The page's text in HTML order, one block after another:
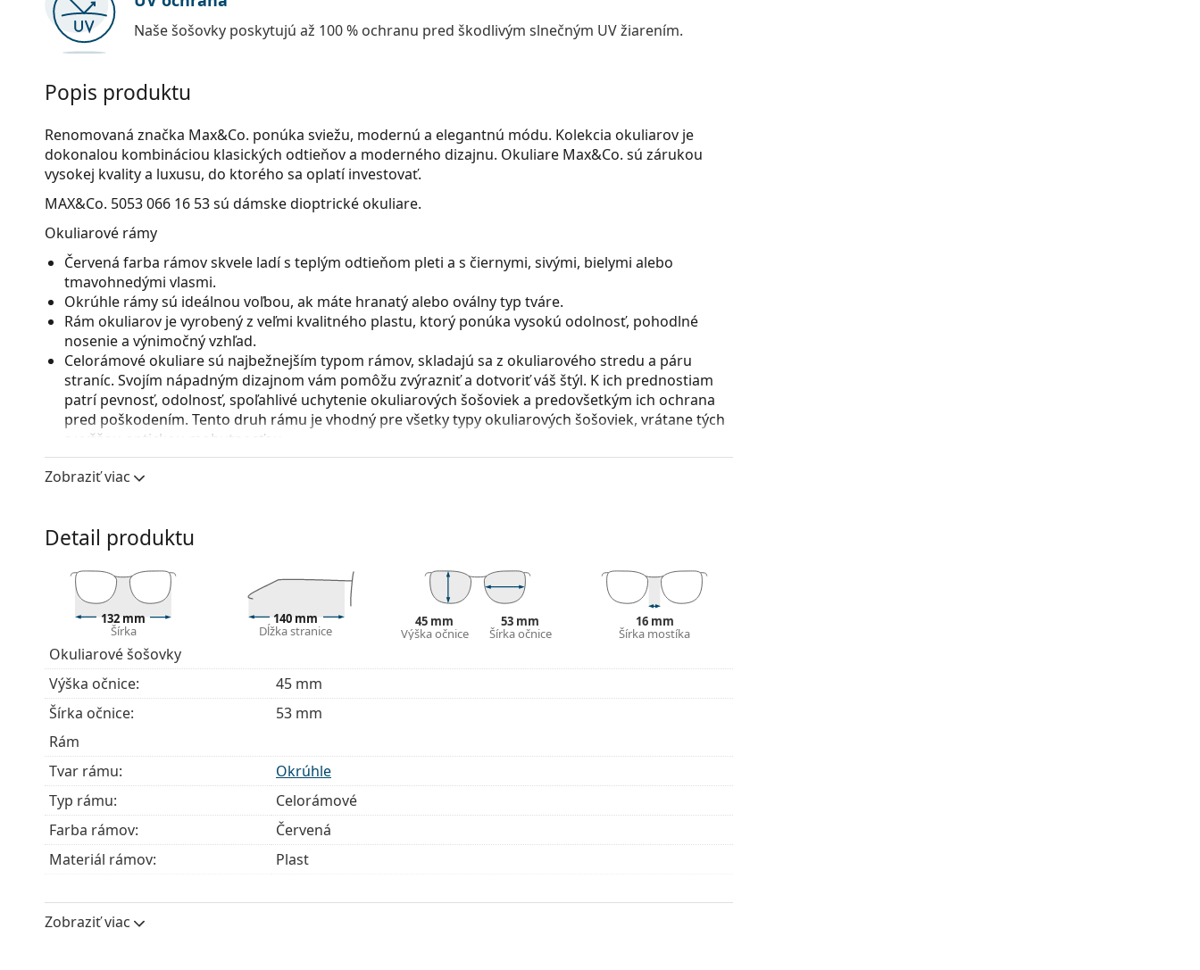
Naše šošovky poskytujú až 100 % ochranu pred škodlivým slnečným UV žiarením.
Popis produktu
Renomovaná značka Max&Co. ponúka sviežu, modernú a elegantnú módu. Kolekcia okuliarov je
dokonalou kombináciou klasických odtieňov a moderného dizajnu. Okuliare Max&Co. sú zárukou
vysokej kvality a luxusu, do ktorého sa oplatí investovať.
MAX&Co. 5053 066 16 53sú dámske dioptrické okuliare.
Okuliarové rámy
Červená farba rámov skvele ladí s teplým odtieňom pleti a s čiernymi, sivými, bielymi alebo
tmavohnedými vlasmi.
Okrúhle rámy sú ideálnou voľbou, ak máte hranatý alebo oválny typ tváre.
Rám okuliarov je vyrobený z veľmi kvalitného plastu, ktorý ponúka vysokú odolnosť, pohodlné
nosenie a výnimočný vzhľad.
Celorámové okuliare sú najbežnejším typom rámov, skladajú sa z okuliarového stredu a páru
straníc. Svojím nápadným dizajnom vám pomôžu zvýrazniť a dotvoriť váš štýl. K ich prednostiam
patrí pevnosť, odolnosť, spoľahlivé uchytenie okuliarových šošoviek a predovšetkým ich ochrana
pred poškodením. Tento druh rámu je vhodný pre všetky typy okuliarových šošoviek, vrátane tých
s vyššou optickou mohutnosťou.
Príslušenstvo
modely môžu namiesto handričky obsahovať textilné vrecko.
Ide o zdravotnícku pomôcku. Pred použitím si prečítajte pokyny.
Zobraziť viac
Detail produktu
132 mm
Šírka
140 mm
Dĺžka stranice
45 mm
Výška očnice
53 mm
Šírka očnice
16 mm
Šírka mostíka
Okuliarové šošovky
Výška očnice:
45 mm
Šírka očnice:
53 mm
Rám
Tvar rámu:
Okrúhle
Typ rámu:
Celorámové
Farba rámov:
Červená
Materiál rámov:
Plast
Šírka:
Zobraziť viac